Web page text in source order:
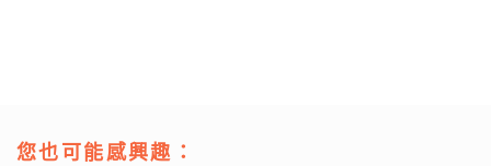
您也可能感興趣：